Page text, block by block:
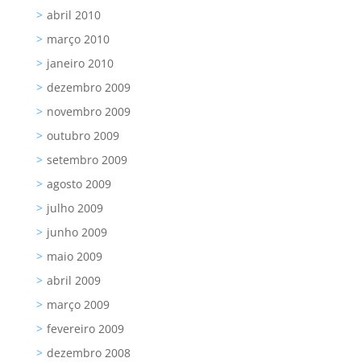
abril 2010
março 2010
janeiro 2010
dezembro 2009
novembro 2009
outubro 2009
setembro 2009
agosto 2009
julho 2009
junho 2009
maio 2009
abril 2009
março 2009
fevereiro 2009
dezembro 2008